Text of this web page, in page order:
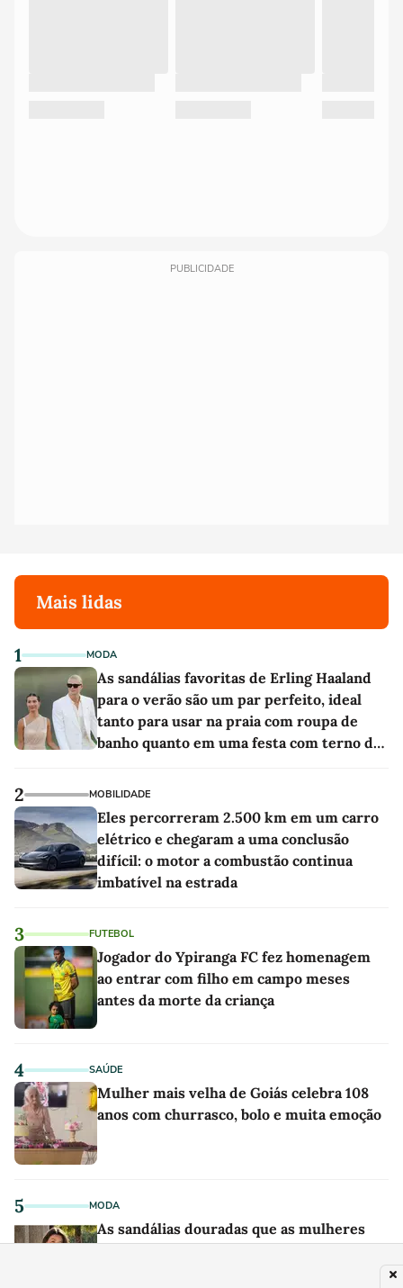
PUBLICIDADE
Mais lidas
1 MODA
As sandálias favoritas de Erling Haaland
para o verão são um par perfeito, ideal
tanto para usar na praia com roupa de
banho quanto em uma festa com terno de
2 MOBILIDADE
Eles percorreram 2.500 km em um carro
elétrico e chegaram a uma conclusão
difícil: o motor a combustão continua
imbatível na estrada
3 FUTEBOL
Jogador do Ypiranga FC fez homenagem
ao entrar com filho em campo meses
antes da morte da criança
4 SAÚDE
Mulher mais velha de Goiás celebra 108
anos com churrasco, bolo e muita emoção
5 MODA
As sandálias douradas que as mulheres